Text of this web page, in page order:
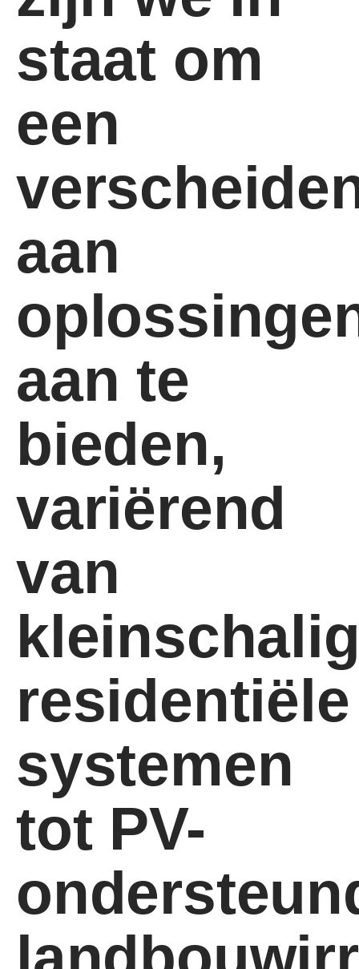
staat om
een
aan
aan te
bieden,
variërend
van
residentiële
systemen
tot PV-